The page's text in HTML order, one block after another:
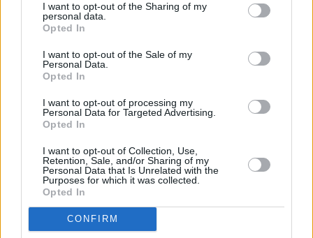
I want to opt-out of the Sharing of my
personal data.
Opted In
I want to opt-out of the Sale of my
Personal Data.
Opted In
I want to opt-out of processing my
Personal Data for Targeted Advertising.
Opted In
I want to opt-out of Collection, Use,
Retention, Sale, and/or Sharing of my
Personal Data that Is Unrelated with the
Purposes for which it was collected.
Opted In
CONFIRM
Αιχμές και προτάσεις Μιχαηλίδη για τις πυρκαγιές και την
αδικία εις βάρος των μαθητών της Χίου